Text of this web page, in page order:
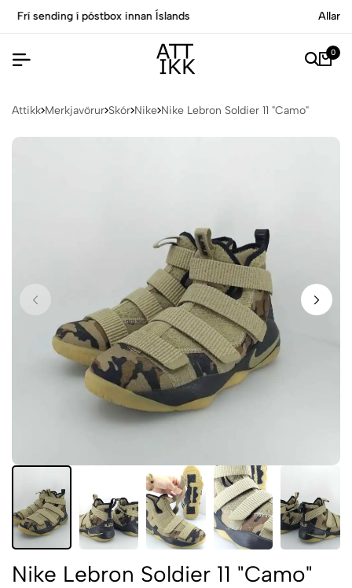
Allar vörur eru vottaðar Ekta af
0
Attikk Merkjavörur Skór Nike Nike Lebron Soldier 11 "Camo"
Nike Lebron Soldier 11 "Camo"